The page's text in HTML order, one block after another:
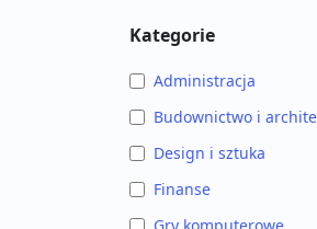
Kategorie
Administracja
Budownictwo i
Design i sztuka
Finanse